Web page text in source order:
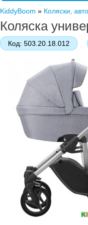
KiddyBoom » Коляски,
Коляска
Код: 503.20.18.012